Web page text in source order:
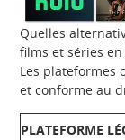
Quelles
films et séries
Les plateformes
et conforme au
PLATEFORME